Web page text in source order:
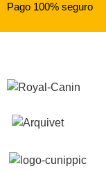
Pago 100% seguro